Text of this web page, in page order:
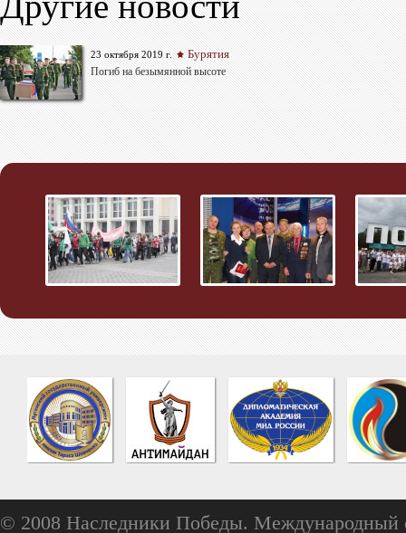
23 октября 2019 г. Бурятия
Погиб на безымянной высоте
© 2008 Наследники Победы. Международный